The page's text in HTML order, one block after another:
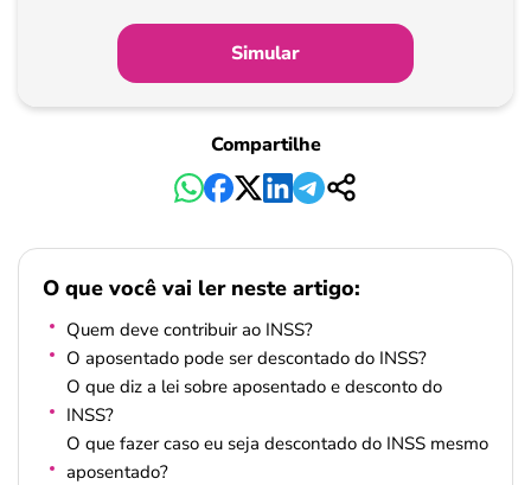
Simular
Compartilhe
O que você vai ler neste artigo:
Quem deve contribuir ao INSS?
O aposentado pode ser descontado do INSS?
O que diz a lei sobre aposentado e desconto do
INSS?
O que fazer caso eu seja descontado do INSS mesmo
aposentado?